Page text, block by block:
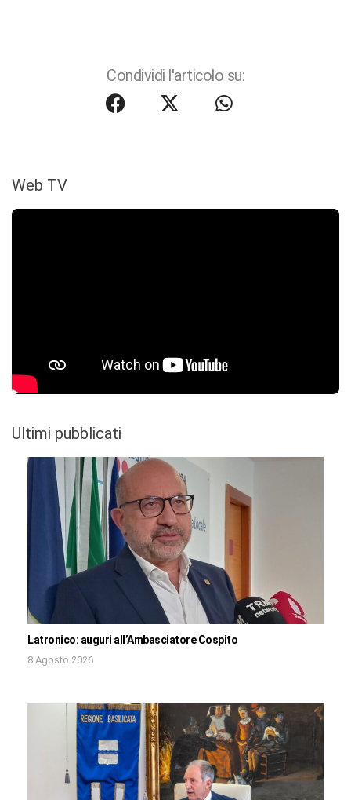
Condividi l'articolo su:
Web TV
Ultimi pubblicati
Latronico: auguri all’Ambasciatore Cospito
8 Agosto 2026